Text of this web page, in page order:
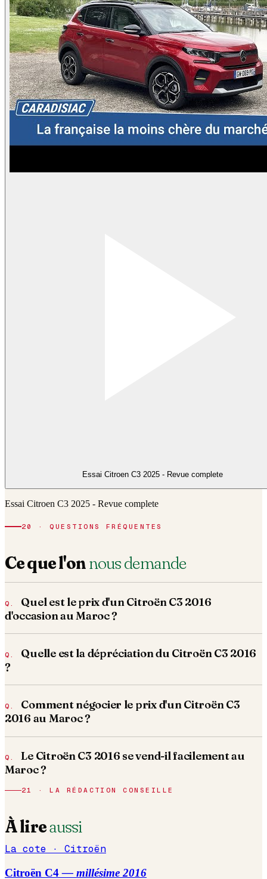
Essai Citroen C3 2025 - Revue complete
Essai Citroen C3 2025 - Revue complete
20 · QUESTIONS FRÉQUENTES
Ce que l'onnous demande
Quel est le prix d'un Citroën C3 2016
d'occasion au Maroc ?
Quelle est la dépréciation du Citroën C3 2016
?
Comment négocier le prix d'un Citroën C3
2016 au Maroc ?
Le Citroën C3 2016 se vend-il facilement au
Maroc ?
21 · LA RÉDACTION CONSEILLE
À lireaussi
La cote · Citroën
Citroën C4 — millésime 2016